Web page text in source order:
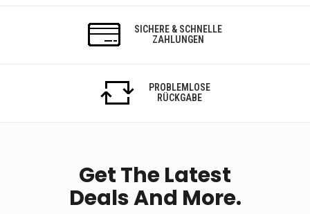
SICHERE & SCHNELLE
ZAHLUNGEN
PROBLEMLOSE
RÜCKGABE
Get The Latest
Deals And More.